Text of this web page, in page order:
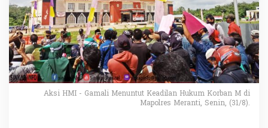
h
u
t
l
a
?
A
k
s
i
Aksi HMI - Gamali Menuntut Keadilan Hukum Korban M di
Mapolres Meranti, Senin, (31/8).